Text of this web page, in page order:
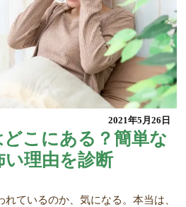
2021年5月26日
こにある？簡単な
理由を診断
ているのか、気になる。本当は、